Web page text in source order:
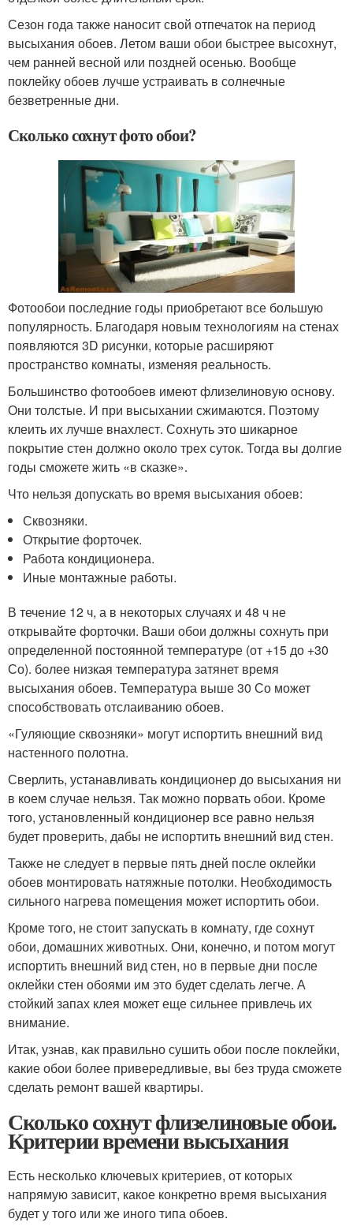
Сезон года также наносит свой отпечаток на период
высыхания обоев. Летом ваши обои быстрее высохнут,
чем ранней весной или поздней осенью. Вообще
поклейку обоев лучше устраивать в солнечные
безветренные дни.
Сколько сохнут фото обои?
Фотообои последние годы приобретают все большую
популярность. Благодаря новым технологиям на стенах
появляются 3D рисунки, которые расширяют
пространство комнаты, изменяя реальность.
Большинство фотообоев имеют флизелиновую основу.
Они толстые. И при высыхании сжимаются. Поэтому
клеить их лучше внахлест. Сохнуть это шикарное
покрытие стен должно около трех суток. Тогда вы долгие
годы сможете жить «в сказке».
Что нельзя допускать во время высыхания обоев:
Сквозняки.
Открытие форточек.
Работа кондиционера.
Иные монтажные работы.
В течение 12 ч, а в некоторых случаях и 48 ч не
открывайте форточки. Ваши обои должны сохнуть при
определенной постоянной температуре (от +15 до +30
Со). более низкая температура затянет время
высыхания обоев. Температура выше 30 Со может
способствовать отслаиванию обоев.
«Гуляющие сквозняки» могут испортить внешний вид
настенного полотна.
Сверлить, устанавливать кондиционер до высыхания ни
в коем случае нельзя. Так можно порвать обои. Кроме
того, установленный кондиционер все равно нельзя
будет проверить, дабы не испортить внешний вид стен.
Также не следует в первые пять дней после оклейки
обоев монтировать натяжные потолки. Необходимость
сильного нагрева помещения может испортить обои.
Кроме того, не стоит запускать в комнату, где сохнут
обои, домашних животных. Они, конечно, и потом могут
испортить внешний вид стен, но в первые дни после
оклейки стен обоями им это будет сделать легче. А
стойкий запах клея может еще сильнее привлечь их
внимание.
Итак, узнав, как правильно сушить обои после поклейки,
какие обои более привередливые, вы без труда сможете
сделать ремонт вашей квартиры.
Сколько сохнут флизелиновые обои.
Критерии времени высыхания
Есть несколько ключевых критериев, от которых
напрямую зависит, какое конкретно время высыхания
будет у того или же иного типа обоев.